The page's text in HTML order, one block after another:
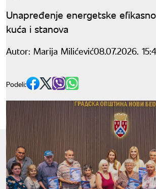
Unapređenje energetske
kuća i stanova
Autor: Marija Milićević08.07.2026.
Podeli: